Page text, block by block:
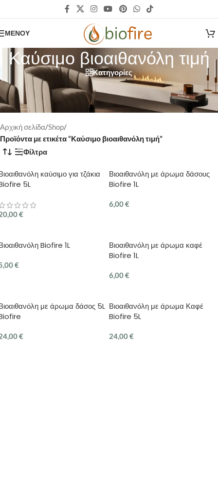
ΜΕΝΟΎ
Καύσιμο βιοαιθανόλη τιμή
Κατηγορίες
Καύσιμο βιοαιθανόλη για τζάκι με ανταγωνιστική τιμή.
Πιστοποιημένο καύσιμο, υψηλής ποιότητας άοσμο κατα την καύση
με την εγγύηση Biofire
Αρχική σελίδα/Shop/
Προϊόντα με ετικέτα “Καύσιμο βιοαιθανόλη τιμή”
Φίλτρα
καύσιμο για τζάκια
5L
€
Βιοαιθανόλη με άρωμα δάσους
Biofire 1L
6,00€
Biofire 1L
€
Βιοαιθανόλη με άρωμα καφέ
Biofire 1L
6,00€
με άρωμα δάσος 5L
€
Βιοαιθανόλη με άρωμα Καφέ
Biofire 5L
24,00€